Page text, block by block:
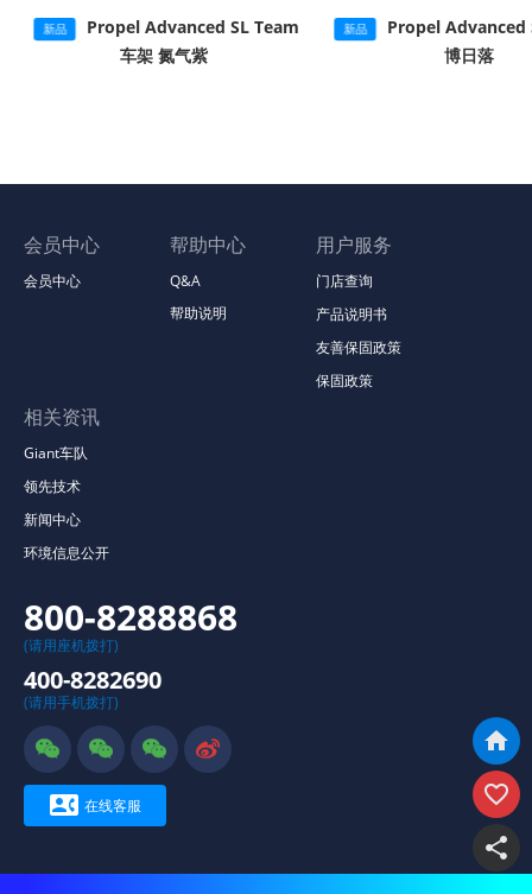
新品
Propel Advanced SL Team
车架 氮气紫
新品
Propel Advanced
博日落



会员中心
会员中心
帮助中心
Q&A
帮助说明
用户服务
门店查询
产品说明书
友善保固政策
保固政策
相关资讯
Giant车队
领先技术
新闻中心
环境信息公开
800-8288868
(请用座机拨打)
400-8282690
(请用手机拨打)
   
 在线客服